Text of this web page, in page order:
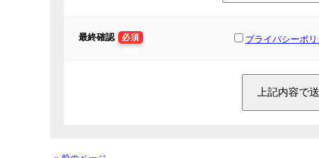
最終確認 必須 プライバシーポ